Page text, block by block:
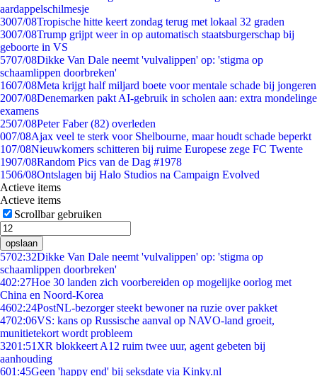
aardappelschilmesje
3007/08Tropische hitte keert zondag terug met lokaal 32 graden
3007/08Trump grijpt weer in op automatisch staatsburgerschap bij
geboorte in VS
5707/08Dikke Van Dale neemt 'vulvalippen' op: 'stigma op
schaamlippen doorbreken'
1607/08Meta krijgt half miljard boete voor mentale schade bij jongeren
2007/08Denemarken pakt AI-gebruik in scholen aan: extra mondelinge
examens
2507/08Peter Faber (82) overleden
007/08Ajax veel te sterk voor Shelbourne, maar houdt schade beperkt
107/08Nieuwkomers schitteren bij ruime Europese zege FC Twente
1907/08Random Pics van de Dag #1978
1506/08Ontslagen bij Halo Studios na Campaign Evolved
Actieve items
Actieve items
Scrollbar gebruiken
opslaan
5702:32Dikke Van Dale neemt 'vulvalippen' op: 'stigma op
schaamlippen doorbreken'
402:27Hoe 30 landen zich voorbereiden op mogelijke oorlog met
China en Noord-Korea
4602:24PostNL-bezorger steekt bewoner na ruzie over pakket
4702:06VS: kans op Russische aanval op NAVO-land groeit,
munitietekort wordt probleem
3201:51 XR blokkeert A12 ruim twee uur, agent gebeten bij
aanhouding
601:45Geen 'happy end' bij seksdate via Kinky.nl